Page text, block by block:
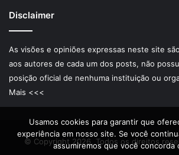
Disclaimer
As visões e opiniões expressas neste site
aos autores de cada um dos posts, não
posição oficial de nenhuma instituição ou
Mais <<<
© Copyright 2026, Todos os direitos
Usamos cookies para garantir que
experiência em nosso site. Se você
assumiremos que você concorda